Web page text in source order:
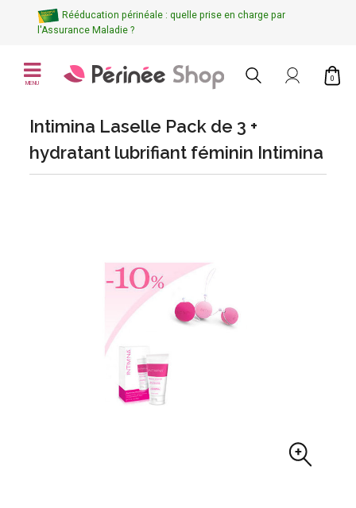
Rééducation périnéale : quelle prise en charge par
l'Assurance Maladie ?
MENU
0
Intimina Laselle Pack de 3 +
hydratant lubrifiant féminin Intimina